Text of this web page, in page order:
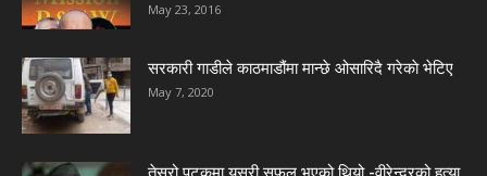
May 23, 2016
सरकारी गाडीले काठमाडौंमा मान्छे ओसारिदै गरेकाे भेटिए
May 7, 2020